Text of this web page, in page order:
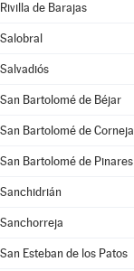
Rivilla de Barajas
Salobral
Salvadiós
San Bartolomé de Béjar
San Bartolomé de Corneja
San Bartolomé de Pinares
Sanchidrián
Sanchorreja
San Esteban de los Patos